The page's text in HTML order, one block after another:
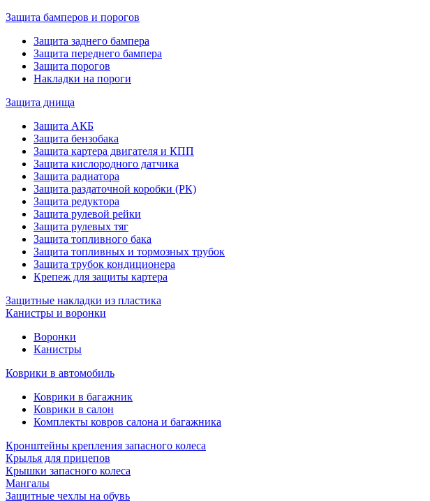
Защита бамперов и порогов
Защита заднего бампера
Защита переднего бампера
Защита порогов
Накладки на пороги
Защита днища
Защита АКБ
Защита бензобака
Защита картера двигателя и КПП
Защита кислородного датчика
Защита радиатора
Защита раздаточной коробки (РК)
Защита редуктора
Защита рулевой рейки
Защита рулевых тяг
Защита топливного бака
Защита топливных и тормозных трубок
Защита трубок кондиционера
Крепеж для защиты картера
Защитные накладки из пластика
Канистры и воронки
Воронки
Канистры
Коврики в автомобиль
Коврики в багажник
Коврики в салон
Комплекты ковров салона и багажника
Кронштейны крепления запасного колеса
Крылья для прицепов
Крышки запасного колеса
Мангалы
Защитные чехлы на обувь